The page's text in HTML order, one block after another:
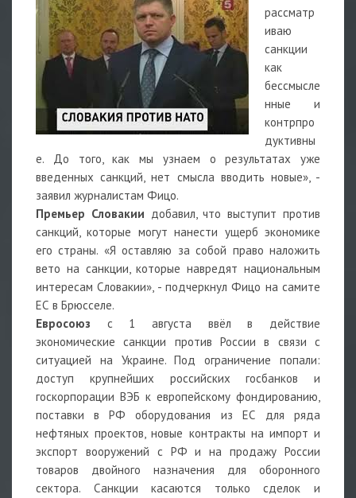
рассматр
иваю
санкции
как
бессмысле
нные и
контрпро
дуктивны
е. До того, как мы узнаем о результатах уже
введенных санкций, нет смысла вводить новые», -
заявил журналистам Фицо.
Премьер Словакии добавил, что выступит против
санкций, которые могут нанести ущерб экономике
его страны. «Я оставляю за собой право наложить
вето на санкции, которые навредят национальным
интересам Словакии», - подчеркнул Фицо на самите
ЕС в Брюсселе.
Евросоюз с 1 августа ввёл в действие
экономические санкции против России в связи с
ситуацией на Украине. Под ограничение попали:
доступ крупнейших российских госбанков и
госкорпорации ВЭБ к европейскому фондированию,
поставки в РФ оборудования из ЕС для ряда
нефтяных проектов, новые контракты на импорт и
экспорт вооружений с РФ и на продажу России
товаров двойного назначения для оборонного
сектора. Санкции касаются только сделок и